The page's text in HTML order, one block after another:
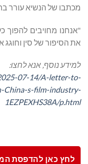
מכתבו של הנשיא עורר
"אנחנו מחויבים להפוך
את הסיפור של סין וחוגג
למידע נוסף, אנא לחצו:
07-14/A-letter-to-
China-s-film-industry-
1EZPEXHS38A/p.html
לחץ כאן להדפסת